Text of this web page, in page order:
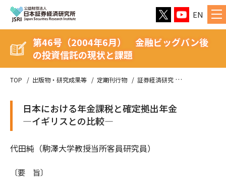
EN
TOP 出版物・研究成果等 定期刊行物 証券経済研究
第46号（2004年6月） 金融ビッグバン後
の投資信託の現状と課題
日本における年金課税と確定拠出年金
―イギリスとの比較―
代田純（駒澤大学教授当所客員研究員）
〔要 旨〕